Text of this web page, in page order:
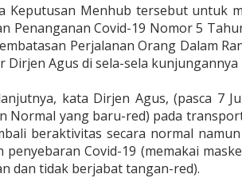
Keputusan Menhub tersebut untuk
Penanganan Covid-19 Nomor 5
Perjalanan Orang Dalam
Dirjen Agus di sela-sela
kata Dirjen Agus, (pasca 7
Normal yang baru-red) pada
beraktivitas secara normal
penyebaran Covid-19 (memakai
dan tidak berjabat tangan-red).